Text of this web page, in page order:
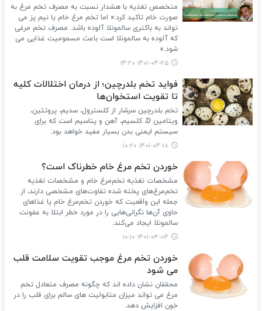
متخصص تغذیه با هشدار نسبت به مصرف تخم مرغ به
صورت خام تاکید کرد:« اما تخم مرغ خام یا نیم پز می
تواند به باکتری سالمونلا آلوده باشد. مصرف تخم مرغی
که آلوده به سالمونلا است باعث مسمومیت غذایی می
شود.»
۱۴۰۱-۰۴-۲۵ ۱۴:۲۰
فواید تخم بلدرچین؛ از درمان اختلالات کلیه
تا تقویت استخوان‌ها
تخم بلدرچین سرشار از کلسترول، سدیم، پروتئین،
ویتامین D، کلسیم، آهن و پتاسیم است که برای
سیستم ایمنی بدن بسیار مفید خواهد بود.
۱۴۰۱-۰۴-۱۸ ۱۰:۲۰
خوردن تخم مرغ خام خطرناک است؟
مشخصات تغذیه تخم‌مرغ خام و مشخصات تغذیه
تخم‌مرغ‌های پخته شده تفاوت‌های مشخصی دارند، از
جمله این واقعیت که خوردن تخم‌مرغ خام یا غذاهای
حاوی آن‌ها نگرانی‌هایی را در مورد خطر ابتلا به عفونت
سالمونلا ایجاد می‌کند.
۱۴۰۱-۰۴-۰۴ ۱۰:۱۰
خوردن تخم مرغ موجب تقویت سلامت قلب
می شود
محققان نشان داده اند که چگونه مصرف متعادل تخم
مرغ می تواند میزان متابولیت های سالم برای قلب را در
خون افزایش دهد.